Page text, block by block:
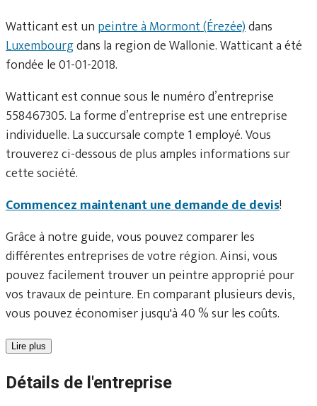
Watticant est un peintre à Mormont (Érezée)dans
Luxembourgdans la region de Wallonie. Watticant a été
fondée le 01-01-2018.
Watticant est connue sous le numéro d’entreprise
558467305. La forme d’entreprise est une entreprise
individuelle. La succursale compte 1 employé. Vous
trouverez ci-dessous de plus amples informations sur
cette société.
Commencez maintenant une demande de devis!
Grâce à notre guide, vous pouvez comparer les
différentes entreprises de votre région. Ainsi, vous
pouvez facilement trouver un peintre approprié pour
vos travaux de peinture. En comparant plusieurs devis,
vous pouvez économiser jusqu'à 40 % sur les coûts.
Lire plus
Détails de l'entreprise